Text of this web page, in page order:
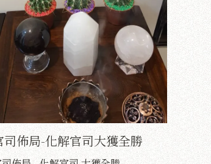
司佈局-化解官司大獲全勝